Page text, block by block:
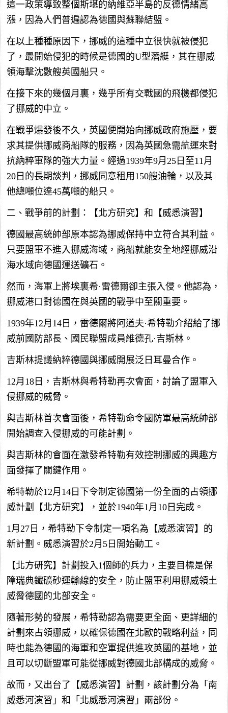
這一政策導致整個斯堪的納維亞半島的反德情緒高
漲，因為人們普遍認為德國與蘇聯結盟。
在以上種種原因下，挪威的這種中立很快就被侵犯
了，最開始侵犯的時候是德國的U型潛艇，其在挪威
領海擊沈數艘英國船只。
在接下來的幾個月裏，幾乎所有交戰國的飛機都侵犯
了挪威的中立。
在戰爭爆發後不久，英國便開始向挪威政府施壓，要
求其提供挪威商船隊的服務，因為英國急需航運來對
抗納粹軍隊的強大力量。經過1939年9月25日至11月
20日的長期談判，挪威同意租用150艘油輪，以及其
他總噸位達45萬噸的船只。
二、戰爭前的計劃：【北方研究】和【威悉演習】
德國最高統帥部原本認為挪威保持中立符合其利益。
只要盟軍不進入挪威海域，商船就能安全地經挪威沿
海水域向德國運送礦石。
然而，海軍上將埃裏希·雷德爾卻主張入侵。他認為，
挪威港口對德國在與英國的戰爭中至關重要。
1939年12月14日，雷德爾將阿道夫·希特勒介紹給了挪
威前國防部長、國民聯盟成員維德孔·吉斯林。
吉斯林提議納粹德國與挪威開展泛日耳曼合作。
12月18日，吉斯林與希特勒再次會面，討論了盟軍入
侵挪威的威脅。
與吉斯林首次會面後，希特勒命令國防軍最高統帥部
開始調查入侵挪威的可能計劃。
與吉斯林的會面在激發希特勒有效控制挪威的興趣方
面發揮了關鍵作用。
希特勒於12月14日下令制定德國第一份全面的占領挪
威計劃【北方研究】，並於1940年1月10日完成。
1月27日，希特勒下令制定一項名為【威悉演習】的
新計劃。威悉演習於2月5日開始動工。
【北方研究】計劃投入1個師的兵力，主要目標是保
障瑞典鐵礦砂運輸線的安全，防止盟軍利用挪威領土
威脅德國的北部安全。
隨著形勢的發展，希特勒認為需要更全面、更詳細的
計劃來占領挪威，以確保德國在北歐的戰略利益，同
時也能為德國的海軍和空軍提供進攻英國的基地，並
且可以切斷盟軍可能從挪威對德國北部構成的威脅。
故而，又出台了【威悉演習】計劃，該計劃分為「南
威悉河演習」和「北威悉河演習」兩部份。